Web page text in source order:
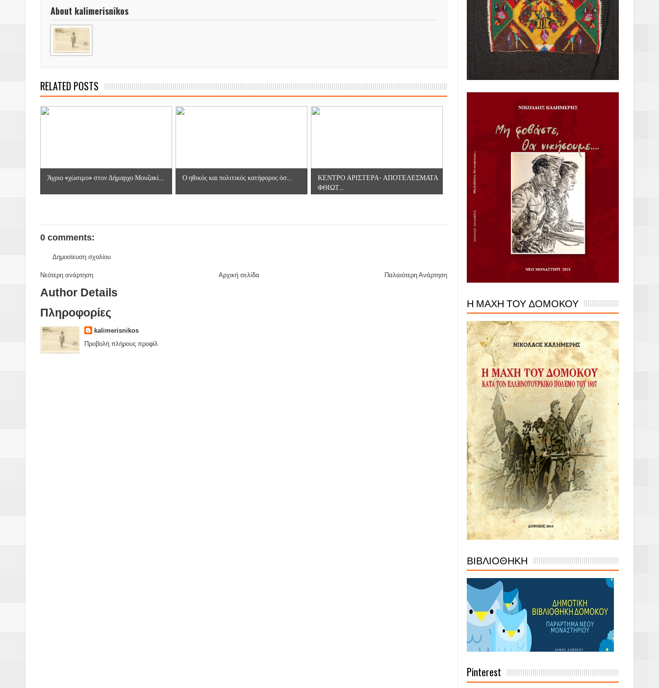
ΕΙΔΩΛΙΑ Από ΠΡΟΕΡΝΑ Ναός Δήμητρας
ΤΟ ΙΕΡΟ ΤΗΣ ΘΕΑΣ ΔΗΜΗΤΡΑΣ ΣΤΗΝ ΠΡΟΕΡΝΑ ΣΤΟ ΝΕΟ ΜΟΝΑΣΤΉΡΙ
Βίντεο του Εφηβικού τμήματος του Επιμορφωτικού στο Λεοντάρι!
About kalimerisnikos
RELATED POSTS
Άγριο «χώσιμο» στον Δήμαρχο Μουζακί... Ο ηθικός και πολιτικός κατήφορος όσ...
ΚΕΝΤΡΟ ΑΡΙΣΤΕΡΑ- ΑΠΟΤΕΛΕΣΜΑΤΑ
ΦΘΙΩΤ...
0 comments:
Δημοσίευση σχολίου
Νεότερη ανάρτηση Παλαιότερη Ανάρτηση
Αρχική σελίδα
Author Details
Πληροφορίες
kalimerisnikos
Προβολή πλήρους προφίλ
Η ΜΑΧΗ ΤΟΥ ΔΟΜΟΚΟΥ
ΒΙΒΛΙΟΘΗΚΗ
Pinterest